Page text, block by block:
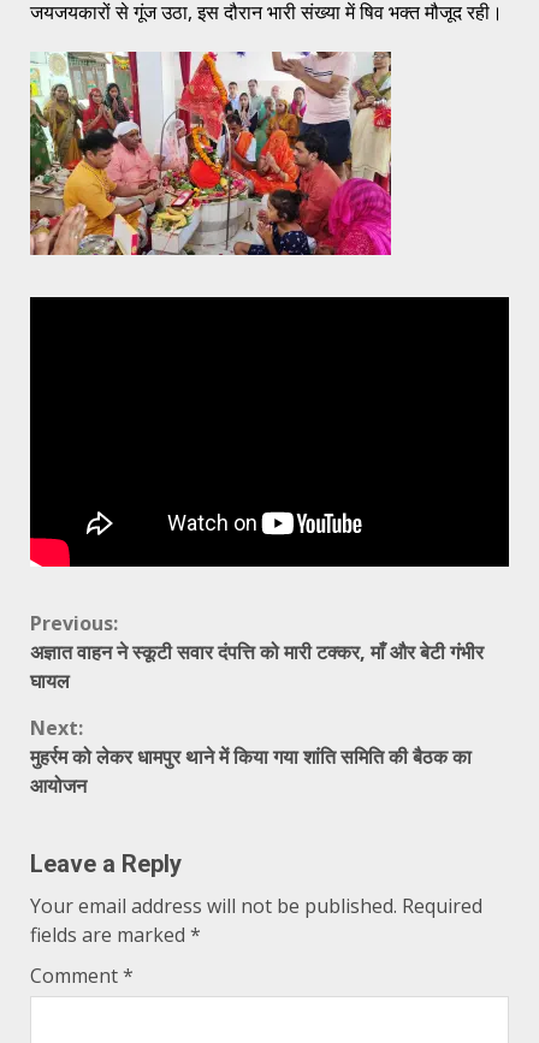
जयजयकारों से गूंज उठा, इस दौरान भारी संख्या में षिव भक्त मौजूद रही।
Continue
Reading
Previous:
अज्ञात वाहन ने स्कूटी सवार दंपत्ति को मारी टक्कर, माँ और बेटी गंभीर
घायल
Next:
मुहर्रम को लेकर धामपुर थाने में किया गया शांति समिति की बैठक का
आयोजन
Leave a Reply
Your email address will not be published. Required
fields are marked *
Comment*